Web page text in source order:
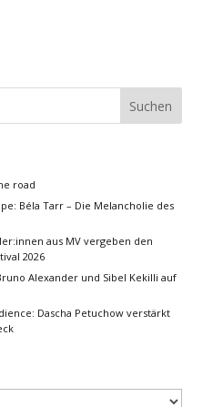
road
Béla Tarr – Die Melancholie des
aus MV vergeben den
2026
Alexander und Sibel Kekilli auf
Dascha Petuchow verstärkt